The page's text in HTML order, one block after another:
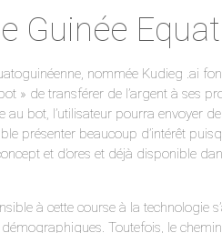
Guinée
nommée Kudieg .ai
» de transférer de l’argent à ses
bot, l’utilisateur pourra envoyer
présenter beaucoup d’intérêt
et d’ores et déjà disponible
à cette course à la technologie
Toutefois, le